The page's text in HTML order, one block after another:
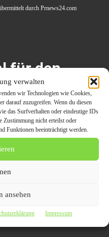
verwalten
wir Technologien wie Cookies,
darauf zuzugreifen. Wenn du diesen
das Surfverhalten oder eindeutige IDs
Zustimmung nicht erteilst oder
Funktionen beeinträchtigt werden.
ansehen
Impressum
übermittelt durch Prnews24.com
für den
Duisburg –